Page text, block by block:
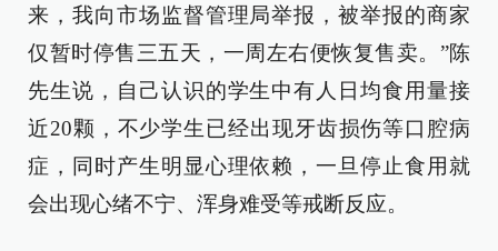
来，我向市场监督管理局举报，被举报的商家
仅暂时停售三五天，一周左右便恢复售卖。”陈
先生说，自己认识的学生中有人日均食用量接
近20颗，不少学生已经出现牙齿损伤等口腔病
症，同时产生明显心理依赖，一旦停止食用就
会出现心绪不宁、浑身难受等戒断反应。